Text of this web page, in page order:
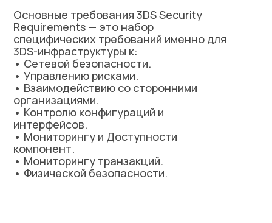
Основные требования 3DS Security
Requirements — это набор
специфических требований именно для
3DS-инфраструктуры к:
• Сетевой безопасности.
• Управлению рисками.
• Взаимодействию со сторонними
организациями.
• Контролю конфигураций и
интерфейсов.
• Мониторингу и Доступности
компонент.
• Мониторингу транзакций.
• Физической безопасности.